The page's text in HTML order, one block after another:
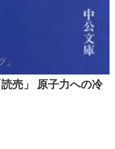
売」 原子力への冷